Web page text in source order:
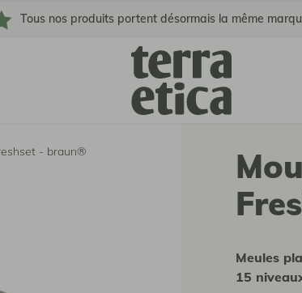
Tous nos produits portent désormais la même
- braun®
Meules
15